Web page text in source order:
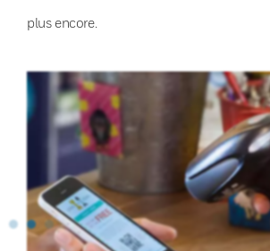
plus encore.